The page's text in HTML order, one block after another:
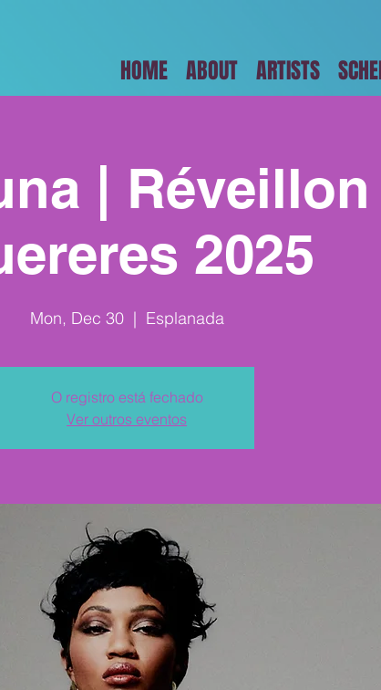
HOME ABOUT ARTISTS
|
2025
Mon, Dec 30
  |
Esplanada
O registro está fechado
Ver outros eventos